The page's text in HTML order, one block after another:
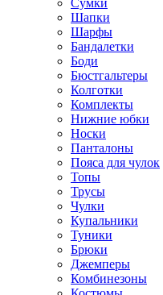
Шапки
Шарфы
Бандалетки
Боди
Бюстгальтеры
Колготки
Комплекты
Нижние юбки
Носки
Панталоны
Поясa для чулок
Топы
Трусы
Чулки
Купальники
Туники
Брюки
Джемперы
Комбинезоны